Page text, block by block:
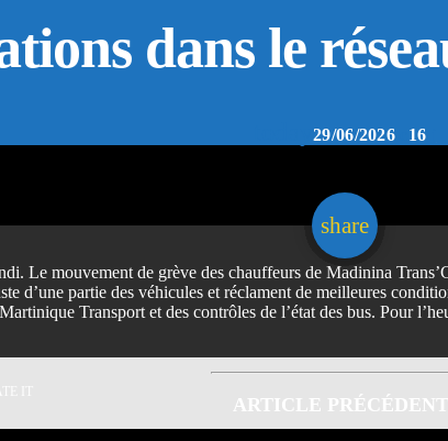
dans le
29/06/2026 16
share
email
Le mouvement de grève des chauffeurs de Madinina
d’une partie des véhicules et réclament de meilleures
Transport et des contrôles de l’état des bus. Pour
IT
ARTICLE PRÉCÉDENT